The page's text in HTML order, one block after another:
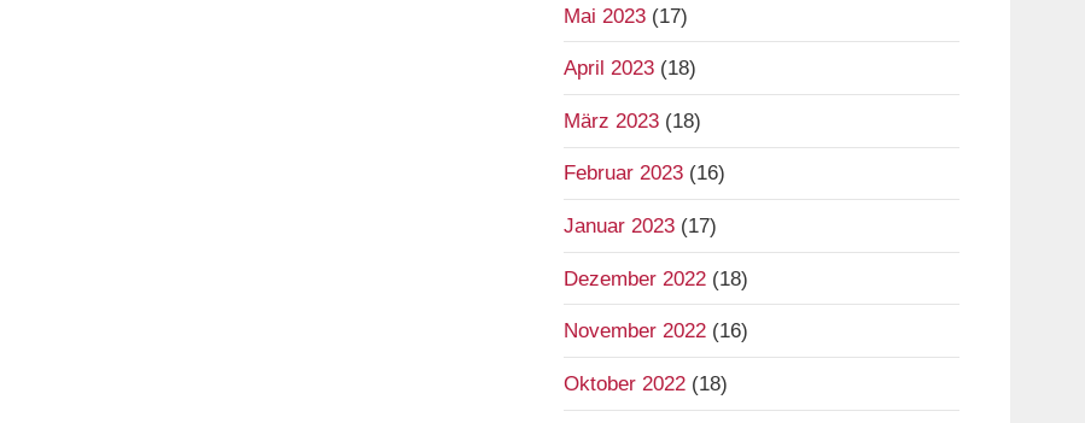
Mai 2023(17)
April 2023(18)
März 2023(18)
Februar 2023(16)
Januar 2023(17)
Dezember 2022(18)
November 2022(16)
Oktober 2022(18)